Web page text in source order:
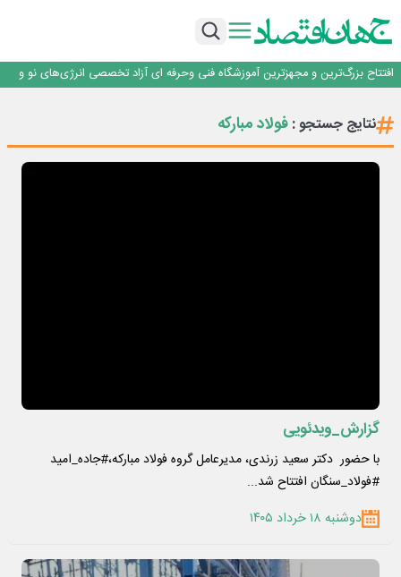
فولاد در تله قیمت‌گذاری دستوری
افتتاح بزرگ‌ترین و مجهزترین آموزشگاه فنی وحرفه ای آزاد تخصصی انرژی‌های نو و
تجدیدپذیر با حضور استاندار اصفهان
تداوم صعود مس در بازارهای جهانی؛ قیمت فلز سرخ از ۱۴هزار دلار در هر تن عبور کرد
فولاد در تله قیمت‌گذاری دستوری
نتایج جستجو :فولاد مبارکه
گزارش_ویدئویی
با حضور دکتر سعید زرندی، مدیرعامل گروه فولاد مبارکه،#جاده_امید
#فولاد_سنگان افتتاح شد...
دوشنبه ۱۸ خرداد ۱۴۰۵